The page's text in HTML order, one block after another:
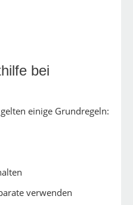
bei
einige Grundregeln:
verwenden